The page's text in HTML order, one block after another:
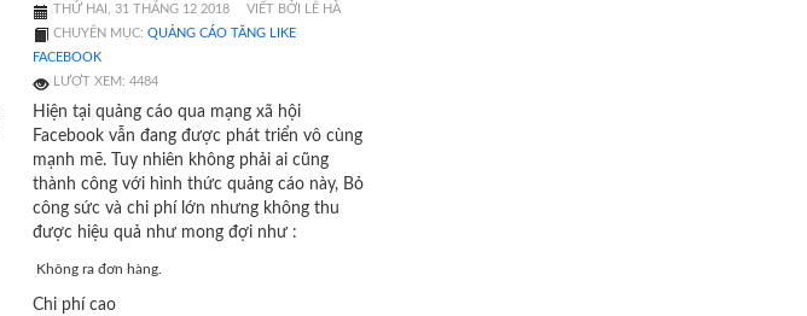
THỨ HAI, 31 THÁNG 12 2018
VIẾT BỞI LÊ HÀ
CHUYÊN MỤC: QUẢNG CÁO TĂNG LIKE
FACEBOOK
LƯỢT XEM: 4484
Hiện tại quảng cáo qua mạng xã hội
Facebook vẫn đang được phát triển vô cùng
mạnh mẽ. Tuy nhiên không phải ai cũng
thành công với hình thức quảng cáo này, Bỏ
công sức và chi phí lớn nhưng không thu
được hiệu quả như mong đợi như :
Không ra đơn hàng.
Chi phí cao